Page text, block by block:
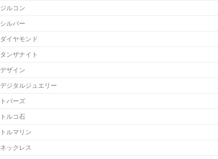
ジルコン
シルバー
ダイヤモンド
タンザナイト
デザイン
デジタルジュエリー
トパーズ
トルコ石
トルマリン
ネックレス